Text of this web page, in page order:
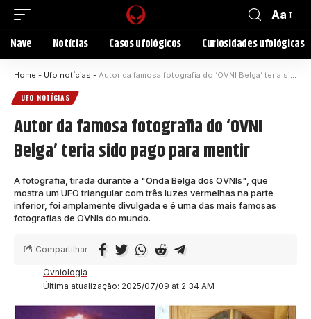
Aa
Nave Notícias Casos ufológicos Curiosidades ufológicas
Home - Ufo notícias - Autor da famosa fotografia do ‘OVNI Belga’ teria sido pago para mentir
UFO NOTÍCIAS
Autor da famosa fotografia do ‘OVNI
Belga’ teria sido pago para mentir
A fotografia, tirada durante a "Onda Belga dos OVNIs", que
mostra um UFO triangular com três luzes vermelhas na parte
inferior, foi amplamente divulgada e é uma das mais famosas
fotografias de OVNIs do mundo.
Última atualização: 2025/07/09 at 2:34 AM
Ovniologia
Compartilhar